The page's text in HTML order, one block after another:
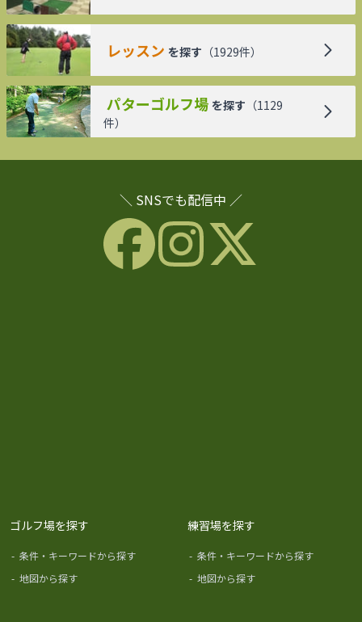
レッスン を探す （1929件）
パターゴルフ場 を探す （1129
件）
＼ SNSでも配信中 ／
ゴルフ場を探す
- 条件・キーワードから探す
- 地図から探す
練習場を探す
- 条件・キーワードから探す
- 地図から探す